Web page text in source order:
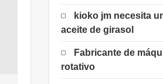
kioko jm necesita
aceite de girasol
Fabricante de
rotativo